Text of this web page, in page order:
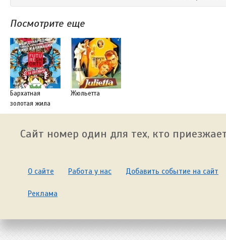
Посмотрите еще
Бархатная
золотая жила
Жюльетта
Сайт номер один для тех, кто
О сайте Работа у нас Добавить событие на сайт
Реклама